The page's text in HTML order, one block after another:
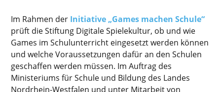
Im Rahmen der Initiative „Games machen Schule“
prüft die Stiftung Digitale Spielekultur, ob und wie
Games im Schulunterricht eingesetzt werden können
und welche Voraussetzungen dafür an den Schulen
geschaffen werden müssen. Im Auftrag des
Ministeriums für Schule und Bildung des Landes
Nordrhein-Westfalen und unter Mitarbeit von